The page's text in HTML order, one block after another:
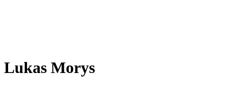
Lukas Morys